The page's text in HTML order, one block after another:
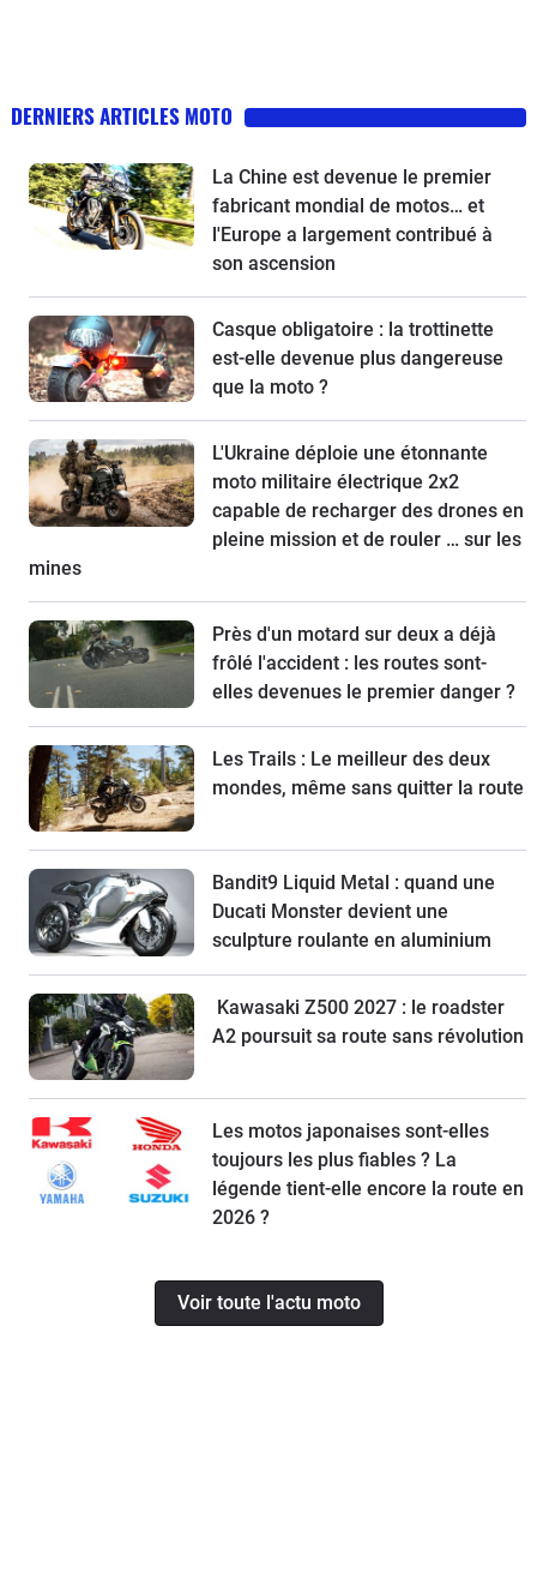
DERNIERS ARTICLES MOTO
La Chine est devenue le premier
fabricant mondial de motos… et
l'Europe a largement contribué à
son ascension
Casque obligatoire : la trottinette
est-elle devenue plus dangereuse
que la moto ?
L'Ukraine déploie une étonnante
moto militaire électrique 2x2
capable de recharger des drones en
pleine mission et de rouler … sur les
mines
Près d'un motard sur deux a déjà
frôlé l'accident : les routes sont-
elles devenues le premier danger ?
Les Trails : Le meilleur des deux
mondes, même sans quitter la route
Bandit9 Liquid Metal : quand une
Ducati Monster devient une
sculpture roulante en aluminium
Kawasaki Z500 2027 : le roadster
A2 poursuit sa route sans révolution
Les motos japonaises sont-elles
toujours les plus fiables ? La
légende tient-elle encore la route en
2026 ?
Voir toute l'actu moto